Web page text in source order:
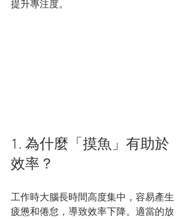
提升專注度。
1. 為什麼「摸魚」有助於
效率？
工作時大腦長時間高度集中，容易產生
疲憊和倦怠，導致效率下降。適當的放